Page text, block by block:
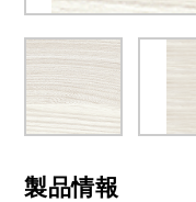
製品情報